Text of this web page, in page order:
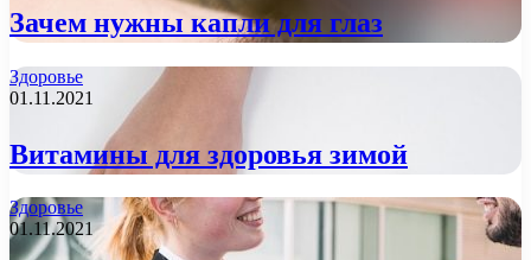
Зачем нужны капли для глаз
Здоровье
01.11.2021
Витамины для здоровья зимой
Здоровье
01.11.2021